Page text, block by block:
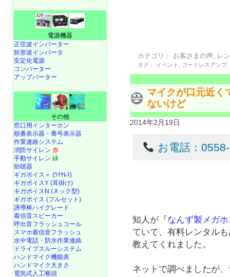
カテゴリ： お客さまの声, レ
タグ： イベント コードレスアンプ
マイクが口元近く
ないけど
2014年2月19日
お電話：
知人が『なんず製メガ
ていて、有料レンタル
教えてくれました。
ネットで調べましたが
電源機器
正弦波インバーター
矩形波インバータ
安定化電源
コンバーター
アップバーター
その他
窓口用インターホン
順番表示器・番号表示器
作業連絡システム
消防サイレン 赤
手動サイレン 緑
助聴器
ギガボイス＋ (ﾜｲﾔﾚｽ)
ギガボイスY (耳掛け)
ギガボイスN (ネック型)
ギガボイス (フルセット)
誘導棒ハイグレード
着信音スピーカー
呼出音フラッシュコール
スマホ着信音フラッシュ
水中電話 ・ 防水作業連絡
ドライブスルーシステム
ハンドマイク機能表
ハンドマイク大きさ
電気式人工喉頭